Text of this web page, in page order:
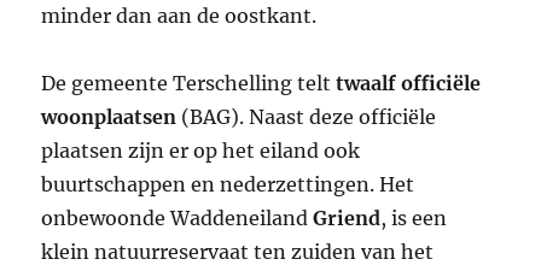
minder dan aan de oostkant.
De gemeente Terschelling telttwaalf officiële
woonplaatsen (BAG). Naast deze officiële
plaatsen zijn er op het eiland ook
buurtschappen en nederzettingen. Het
onbewoonde WaddeneilandGriend, is een
klein natuurreservaat ten zuiden van het